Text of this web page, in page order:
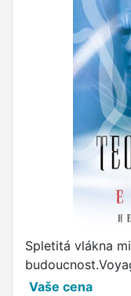
Spletitá vlákna
Vaše cena